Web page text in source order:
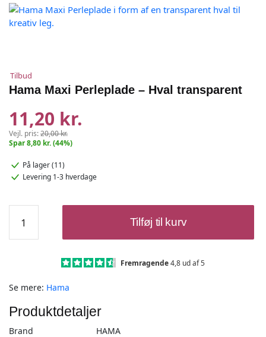
Tilbud
Hama Maxi Perleplade – Hval transparent
11,20 kr.
Vejl. pris:20,00 kr.
Spar 8,80 kr. (44%)
På lager (11)
Levering 1-3 hverdage
Maxi
Perleplade
antal
Tilføj til kurv
Fremragende4,8 ud af 5
Se mere: Hama
Produktdetaljer
Brand
HAMA